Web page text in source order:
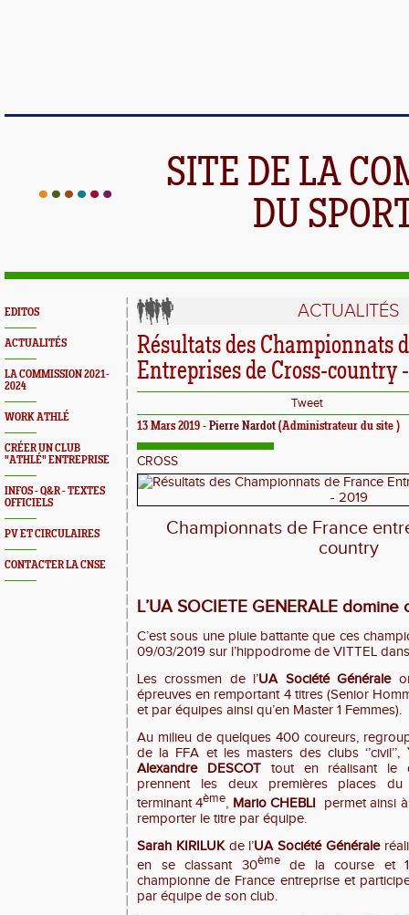
SITE DE LA
DU
EDITOS
ACTUALITÉS
LA COMMISSION 2021-
2024
WORK ATHLÉ
CRÉER UN CLUB
"ATHLÉ" ENTREPRISE
INFOS - Q&R - TEXTES
OFFICIELS
PV ET CIRCULAIRES
CONTACTER LA CNSE
ACTUALITÉS
Résultats des Championnats
Entreprises de Cross-country
Tweet
13 Mars 2019 - Pierre Nardot (Administrateur du site )
CROSS
Championnats de France
country
L’UA SOCIETE GENERALE
C’est sous une pluie battante que ces
09/03/2019 sur l’hippodrome de VITTEL
Les crossmen de l’UA Société Générale
épreuves en remportant 4 titres (Senior
et par équipes ainsi qu’en Master 1 Femmes).
Au milieu de quelques 400 coureurs,
de la FFA et les masters des clubs ‘’civil’’,
Alexandre DESCOTtout en réalisant le
prennent les deux premières places du
terminant 4ème, Mario CHEBLI
permet ainsi à
remporter le titre par équipe.
Sarah KIRILUKde l’UA Société Générale
en se classant 30èmede la course et 1
championne de France entreprise et
par équipe de son club.